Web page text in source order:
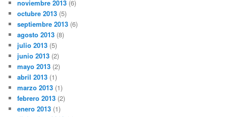
noviembre 2013 (6)
octubre 2013 (5)
septiembre 2013 (6)
agosto 2013 (8)
julio 2013 (5)
junio 2013 (2)
mayo 2013 (2)
abril 2013 (1)
marzo 2013 (1)
febrero 2013 (2)
enero 2013 (1)